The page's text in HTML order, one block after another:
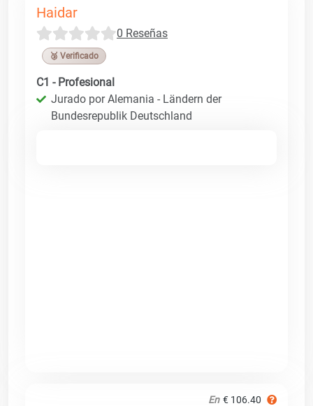
Haidar
0 Reseñas
🥉 Verificado
C1 - Profesional
Jurado por Alemania - Ländern der
Bundesrepublik Deutschland
En € 106.40